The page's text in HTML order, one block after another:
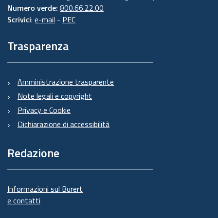
Numero verde: 800.66.22.00
Scrivici: e-mail - PEC
Trasparenza
Amministrazione trasparente
Note legali e copyright
Privacy e Cookie
Dichiarazione di accessibilità
Redazione
Informazioni sul Burert
e contatti